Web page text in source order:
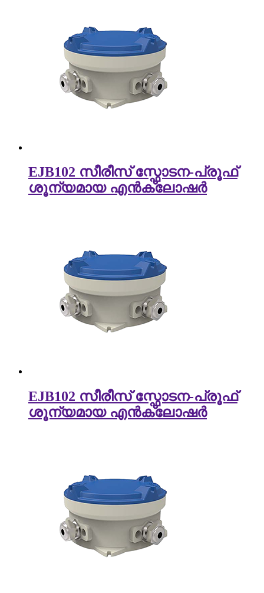
EJB102 സീരീസ് സ്ഫോടന-പ്രൂഫ്
ശൂന്യമായ എൻക്ലോഷർ
EJB102 സീരീസ് സ്ഫോടന-പ്രൂഫ്
ശൂന്യമായ എൻക്ലോഷർ